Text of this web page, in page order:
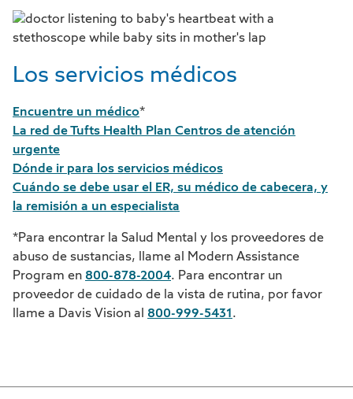
Los servicios médicos
Encuentre un médico*
La red de Tufts Health Plan Centros de atención
urgente
Dónde ir para los servicios médicos
Cuándo se debe usar el ER, su médico de cabecera, y
la remisión a un especialista
*Para encontrar la Salud Mental y los proveedores de
abuso de sustancias, llame al Modern Assistance
Program en 800-878-2004. Para encontrar un
proveedor de cuidado de la vista de rutina, por favor
llame a Davis Vision al 800-999-5431 .